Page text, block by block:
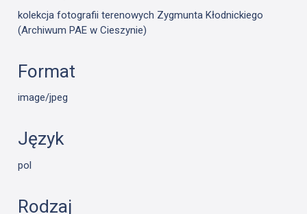
kolekcja fotografii terenowych Zygmunta Kłodnickiego
(Archiwum PAE w Cieszynie)
Format
image/jpeg
Język
pol
Rodzaj